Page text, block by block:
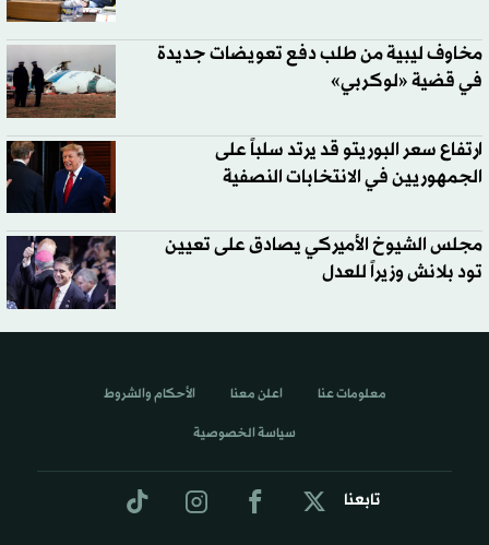
مخاوف ليبية من طلب دفع تعويضات جديدة
في قضية «لوكربي»
ارتفاع سعر البوريتو قد يرتد سلباً على
الجمهوريين في الانتخابات النصفية
مجلس الشيوخ الأميركي يصادق على تعيين
تود بلانش وزيراً للعدل
تابعنا
معلومات عنا اعلن معنا الأحكام والشروط
سياسة الخصوصية